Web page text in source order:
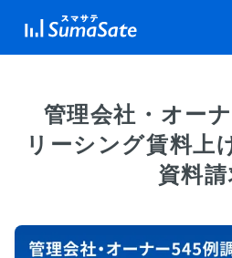
管理会社・オー
リーシング賃料上
資料